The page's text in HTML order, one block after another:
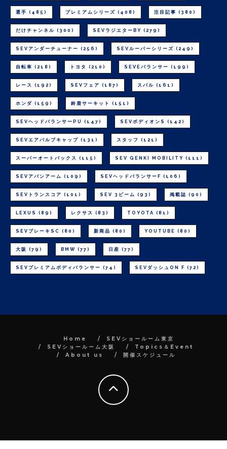
選手 (485) プレミアムシリーズ (408) 注目記事 (380)
だけチャンネル (300) SEVラジエターBY (279)
SEVアンダーチューナー (256) SEVルーパーシリーズ (249)
自転車 (218) トヨタ (210) SEVEバランサー (199)
レース (192) SEVフェア (187) スバル (161)
ホンダ (159) 鈴鹿サーキット (151)
SEVヘッドバランサーPU (147) SEVボディオンS (142)
SEVエアバルブキャップ (131) スタッフ (121)
スーパーオートバックス (115) SEV GENKI MOBILITY (111)
SEVアバンアーム (109) SEVヘッドバランサーF (106)
SEVトランスコア (101) SEV 3ビーム (93) 掲載誌 (90)
LEXUS (89) レクサス (83) TOYOTA (81)
SEVブレーキSC (80) 新商品 (80) YOUTUBE (80)
大阪 (79) BMW (77) 日産 (77)
SEVプレミアムボディバランサー (74) SEVダッシュON F (72)
Home
SEVショールーム東京
SEVショールーム大阪
Topics＆Event
About us
開催スケジュール